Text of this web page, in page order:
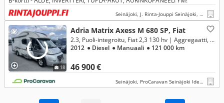
Seinäjoki, J. Rinta-Jouppi Seinäjoki, Herralankatu
18
Adria Matrix Axess M 680 SP, Fiat
46 900 €
2.3, Puoli-integroitu, Fiat 2,3 130 hv | Aggregaatti, ilmastointi, rek.5:lle
2012 ● Diesel ● Manuaali ● 121 000 km
Seinäjoki, ProCaravan Seinäjoki Ideapark